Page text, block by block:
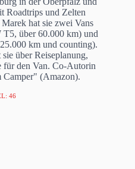
Roadtrips und Zelten
hat sie zwei Vans
T5, über 60.000 km) und
km und counting).
über Reiseplanung,
für den Van. Co-Autorin
(Amazon).
46